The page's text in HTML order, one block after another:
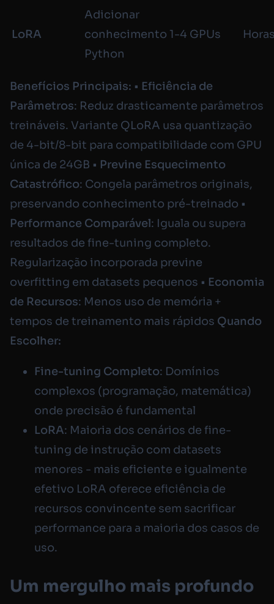
LoRA
Adicionar
conhecimento
Python
1-4 GPUs
Benefícios Principais: • Eficiência de
Parâmetros: Reduz drasticamente parâmetros
treináveis. Variante QLoRA usa quantização
de 4-bit/8-bit para compatibilidade com GPU
única de 24GB • Previne Esquecimento
Catastrófico: Congela parâmetros originais,
preservando conhecimento pré-treinado •
Performance Comparável: Iguala ou supera
resultados de fine-tuning completo.
Regularização incorporada previne
overfitting em datasets pequenos • Economia
de Recursos: Menos uso de memória +
tempos de treinamento mais rápidos Quando
Escolher:
Fine-tuning Completo: Domínios
complexos (programação, matemática)
onde precisão é fundamental
LoRA: Maioria dos cenários de fine-
tuning de instrução com datasets
menores - mais eficiente e igualmente
efetivo LoRA oferece eficiência de
recursos convincente sem sacrificar
performance para a maioria dos casos de
uso.
Um mergulho mais profundo